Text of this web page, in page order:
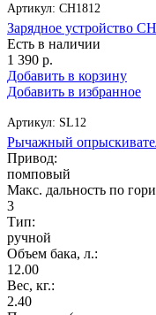
Артикул: CH1812
Зарядное устройство
Есть в наличии
1 390 р.
Добавить в корзину
Добавить в избранное
Артикул: SL12
Рычажный
Привод:
помповый
Макс. дальность по
3
Тип:
ручной
Объем бака, л.:
12.00
Вес, кг.:
2.40